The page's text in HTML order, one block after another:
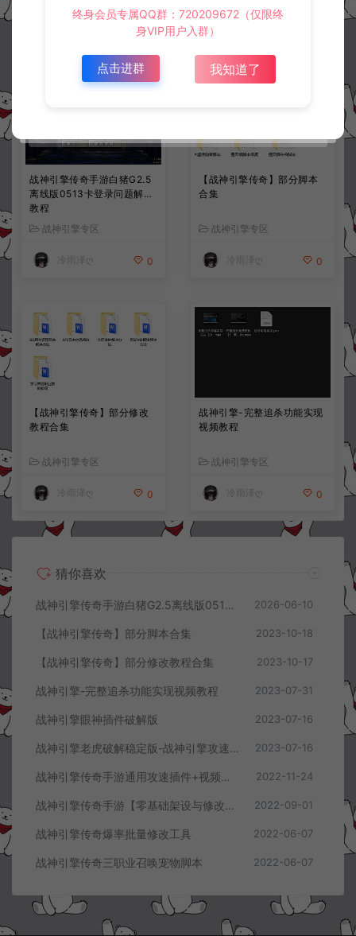
战神引擎传奇手游白猪G2.5
离线版0513卡登录问题解决
教程
战神引擎专区
冷雨泽ღ 0
【战神引擎传奇】部分脚本
合集
战神引擎专区
冷雨泽ღ 0
【战神引擎传奇】部分修改
教程合集
战神引擎专区
冷雨泽ღ 0
战神引擎-完整追杀功能实现
视频教程
战神引擎专区
冷雨泽ღ 0
猜你喜欢
战神引擎传奇手游白猪G2.5离线版0513卡登录问题解决教程 2026-06-10
【战神引擎传奇】部分脚本合集 2023-10-18
【战神引擎传奇】部分修改教程合集 2023-10-17
战神引擎-完整追杀功能实现视频教程 2023-07-31
战神引擎眼神插件破解版 2023-07-16
战神引擎老虎破解稳定版-战神引擎攻速网关稳定版 2023-07-16
战神引擎传奇手游通用攻速插件+视频教程 2022-11-24
战神引擎传奇手游【零基础架设与修改全视频教程】 2022-09-01
战神引擎传奇爆率批量修改工具 2022-06-07
战神引擎传奇三职业召唤宠物脚本 2022-06-07
终身会员专属QQ群：720209672（仅限终
身VIP用户入群）
点击进群 我知道了